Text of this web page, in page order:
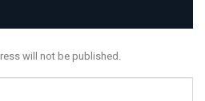
will not be published.